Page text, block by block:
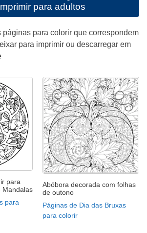
para adultos
páginas para colorir que correspondem
para imprimir ou descarregar em
para
Mandalas
para
Abóbora decorada com folhas
de outono
Páginas de Dia das Bruxas
para colorir